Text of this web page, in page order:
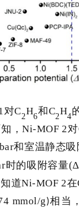
对C2H6和C2H4
，Ni-MOF 2对
和室温静态
r时的吸附容量(
道Ni-MOF 2在
mmol/g)相当